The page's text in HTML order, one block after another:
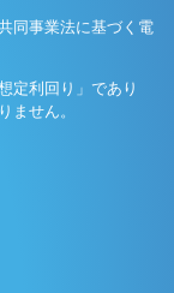
同事業法に基づく電
定利回り」であり
ません。